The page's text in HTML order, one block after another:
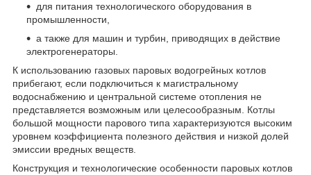
для питания технологического оборудования в
промышленности,
а также для машин и турбин, приводящих в действие
электрогенераторы.
К использованию газовых паровых водогрейных котлов
прибегают, если подключиться к магистральному
водоснабжению и центральной системе отопления не
представляется возможным или целесообразным. Котлы
большой мощности парового типа характеризуются высоким
уровнем коэффициента полезного действия и низкой долей
эмиссии вредных веществ.
Конструкция и технологические особенности паровых котлов